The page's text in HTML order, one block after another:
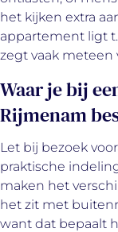
het kijken extra
appartement ligt
zegt vaak meteen
Waar je bij
Rijmenam
Let bij bezoek
praktische
maken het
het zit met
want dat bepaalt